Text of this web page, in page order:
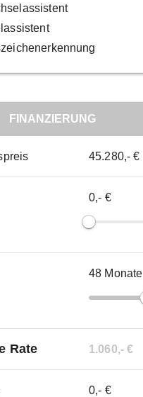
FINANZIERUNG
45.280,- €
0,- €
48 Monate
Rate 1.060,- €
0,- €